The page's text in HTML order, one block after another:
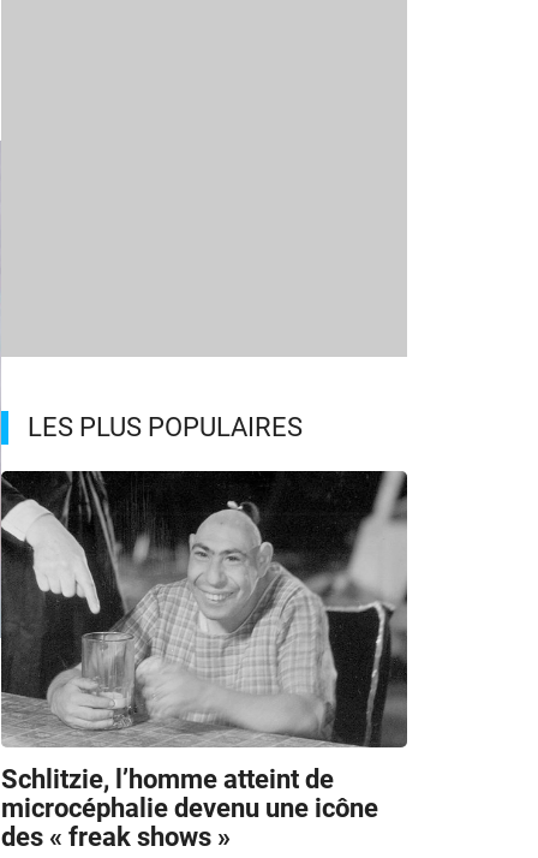
LES PLUS POPULAIRES
Schlitzie, l’homme atteint de
microcéphalie devenu une icône
des « freak shows »